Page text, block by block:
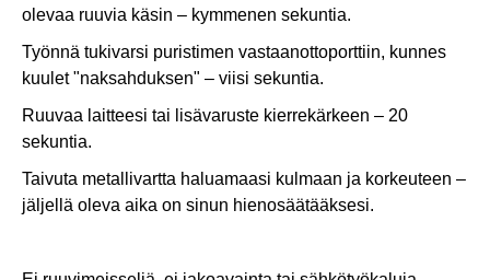
olevaa ruuvia käsin – kymmenen sekuntia.
Työnnä tukivarsi puristimen vastaanottoporttiin, kunnes
kuulet "naksahduksen" – viisi sekuntia.
Ruuvaa laitteesi tai lisävaruste kierrekärkeen – 20
sekuntia.
Taivuta metallivartta haluamaasi kulmaan ja korkeuteen –
jäljellä oleva aika on sinun hienosäätääksesi.